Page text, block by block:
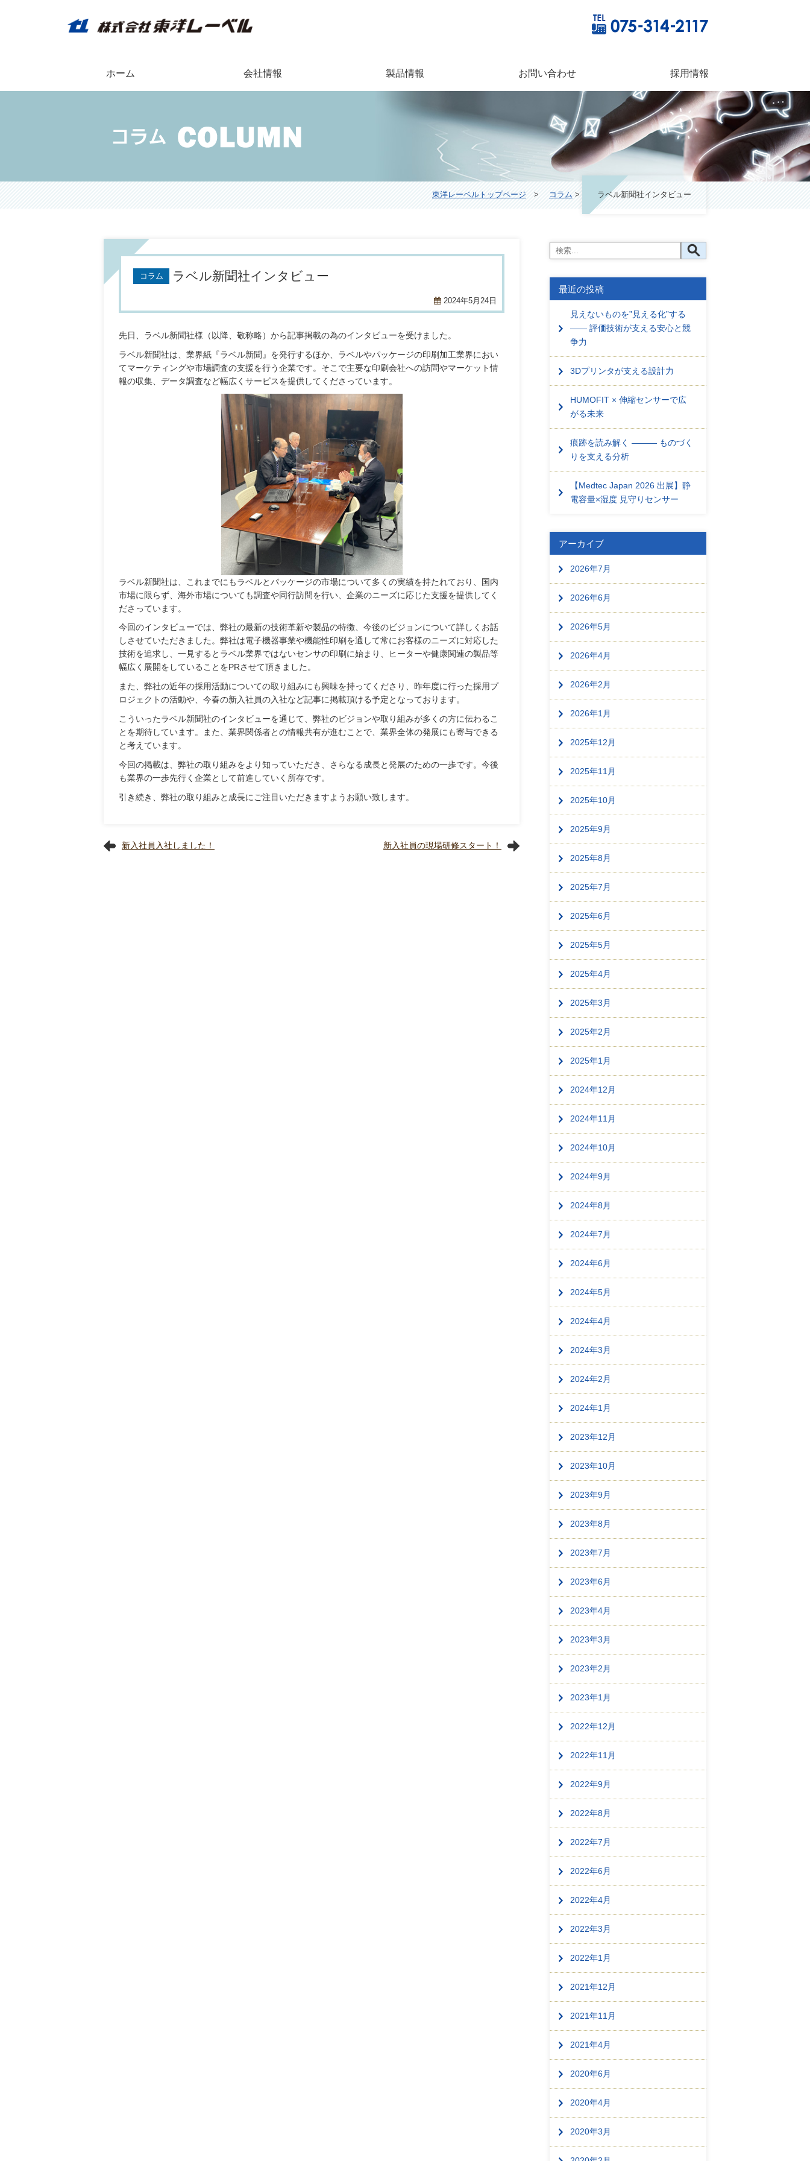
ホーム 会社情報 製品情報 お問い合わせ 採用情報
東洋レーベルトップページ > コラム > ラベル新聞社インタビュー
コラム ラベル新聞社インタビュー
2024年5月24日
先日、ラベル新聞社様（以降、敬称略）から記事掲載の為のインタビューを受けました。
ラベル新聞社は、業界紙『ラベル新聞』を発行するほか、ラベルやパッケージの印刷加工業界におい
てマーケティングや市場調査の支援を行う企業です。そこで主要な印刷会社への訪問やマーケット情
報の収集、データ調査など幅広くサービスを提供してくださっています。
ラベル新聞社は、これまでにもラベルとパッケージの市場について多くの実績を持たれており、国内
市場に限らず、海外市場についても調査や同行訪問を行い、企業のニーズに応じた支援を提供してく
ださっています。
今回のインタビューでは、弊社の最新の技術革新や製品の特徴、今後のビジョンについて詳しくお話
しさせていただきました。弊社は電子機器事業や機能性印刷を通して常にお客様のニーズに対応した
技術を追求し、一見するとラベル業界ではないセンサの印刷に始まり、ヒーターや健康関連の製品等
幅広く展開をしていることをPRさせて頂きました。
また、弊社の近年の採用活動についての取り組みにも興味を持ってくださり、昨年度に行った採用プ
ロジェクトの活動や、今春の新入社員の入社など記事に掲載頂ける予定となっております。
こういったラベル新聞社のインタビューを通じて、弊社のビジョンや取り組みが多くの方に伝わるこ
とを期待しています。また、業界関係者との情報共有が進むことで、業界全体の発展にも寄与できる
と考えています。
今回の掲載は、弊社の取り組みをより知っていただき、さらなる成長と発展のための一歩です。今後
も業界の一歩先行く企業として前進していく所存です。
引き続き、弊社の取り組みと成長にご注目いただきますようお願い致します。
新入社員入社しました！ 新入社員の現場研修スタート！
最近の投稿
見えないものを”見える化”する
―― 評価技術が支える安心と競
争力
3Dプリンタが支える設計力
HUMOFIT × 伸縮センサーで広
がる未来
痕跡を読み解く ――― ものづく
りを支える分析
【Medtec Japan 2026 出展】静
電容量×湿度 見守りセンサー
アーカイブ
2026年7月
2026年6月
2026年5月
2026年4月
2026年2月
2026年1月
2025年12月
2025年11月
2025年10月
2025年9月
2025年8月
2025年7月
2025年6月
2025年5月
2025年4月
2025年3月
2025年2月
2025年1月
2024年12月
2024年11月
2024年10月
2024年9月
2024年8月
2024年7月
2024年6月
2024年5月
2024年4月
2024年3月
2024年2月
2024年1月
2023年12月
2023年10月
2023年9月
2023年8月
2023年7月
2023年6月
2023年4月
2023年3月
2023年2月
2023年1月
2022年12月
2022年11月
2022年9月
2022年8月
2022年7月
2022年6月
2022年4月
2022年3月
2022年1月
2021年12月
2021年11月
2021年4月
2020年6月
2020年4月
2020年3月